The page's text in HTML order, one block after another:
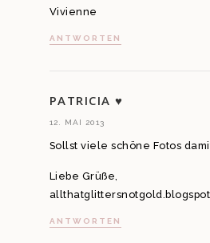
Vivienne
ANTWORTEN
PATRICIA ♥
12. MAI 2013
Sollst viele schöne Fotos
Liebe Grüße,
ANTWORTEN